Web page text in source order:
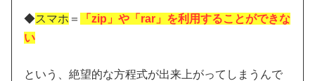
◆スマホ ＝
「zip」や「rar」を利用することができな
い
という、絶望的な方程式が出来上がってしまうんで